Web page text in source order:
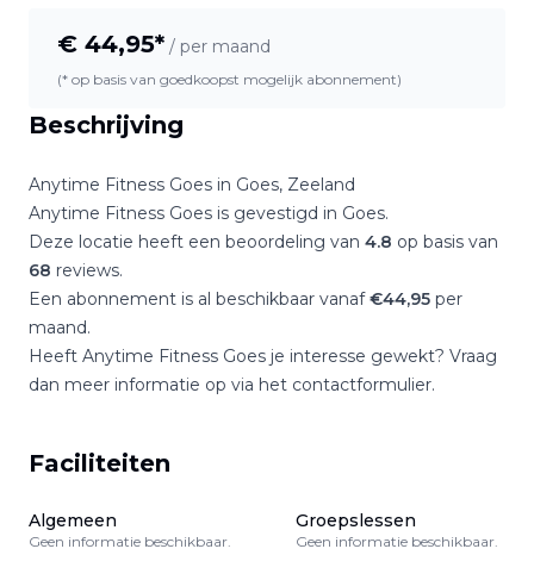
Beschrijving
Anytime Fitness Goes in Goes, Zeeland
Anytime Fitness Goes is gevestigd in Goes.
Deze locatie heeft een beoordeling van 4.8 op basis van
68 reviews.
Een abonnement is al beschikbaar vanaf€44,95 per
maand.
Heeft Anytime Fitness Goes je interesse gewekt? Vraag
dan meer informatie op via het contactformulier.
Faciliteiten
Algemeen
Geen informatie beschikbaar.
Groepslessen
Geen informatie beschikbaar.
€ 44,95* / per maand
(* op basis van goedkoopst mogelijk abonnement)